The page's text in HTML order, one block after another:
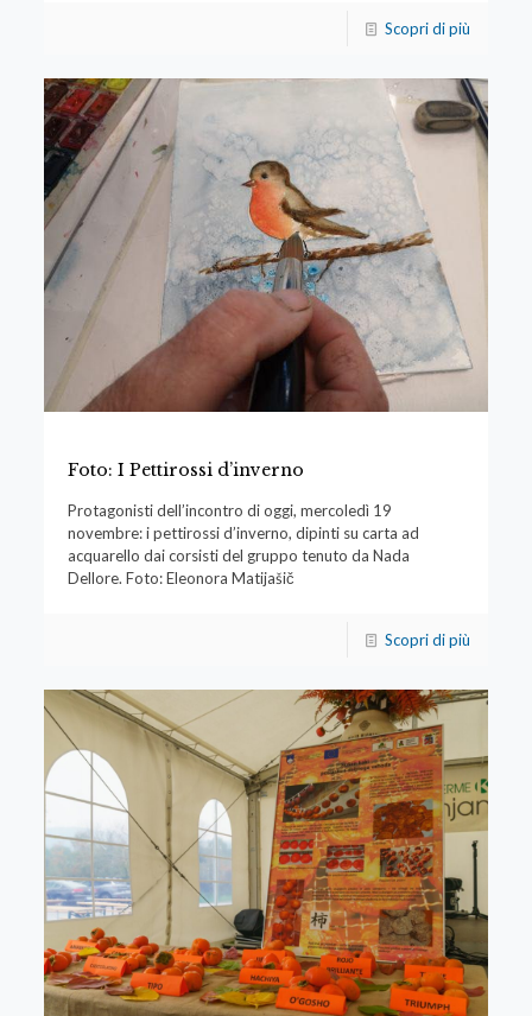
Scopri di più
Foto: I Pettirossi d’inverno
Protagonisti dell’incontro di oggi, mercoledì 19
novembre: i pettirossi d’inverno, dipinti su carta ad
acquarello dai corsisti del gruppo tenuto da Nada
Dellore. Foto: Eleonora Matijašič
Scopri di più